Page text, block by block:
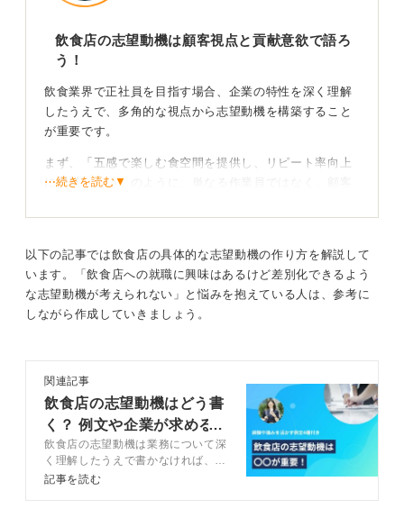
飲食店の志望動機は顧客視点と貢献意欲で語ろ
う！
飲食業界で正社員を目指す場合、企業の特性を深く理解
したうえで、多角的な視点から志望動機を構築すること
が重要です。
まず、「五感で楽しむ食空間を提供し、リピート率向上
に貢献したい」のように、単なる作業員ではなく、顧客
ど、具体的な経験がその企業でどう活かせるかを明確に
伝えましょう。
最後に、「貴社の地域密着戦略と、私の地元への愛着心
を掛け合わせ、常連の顧客を増やしていきたい」という
ように、企業の方向性とあなたの志向性が一致している
ことを示します。
⋯続きを読む▼
以下の記事では飲食店の具体的な志望動機の作り方を解説して
います。「飲食店への就職に興味はあるけど差別化できるよう
な志望動機が考えられない」と悩みを抱えている人は、参考に
しながら作成していきましょう。
関連記事
飲食店の志望動機はどう書
く？ 例文や企業が求める
スキルを解説
飲食店の志望動機は業務について深
く理解したうえで書かなければ、印
象に残る内容になりにくいです。こ
記事を読む